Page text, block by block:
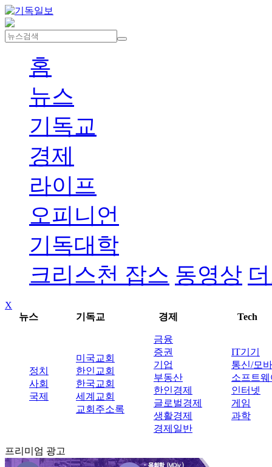
홈
뉴스
기독교
경제
라이프
오피니언
기독대학
크리스천 잡스 동영상
X
뉴스
기독교 경제 Tech
정치
사회
국제
미국교회
한인교회
한국교회
세계교회
교회주소록
금융
증권
기업
부동산
한인경제
글로벌경제
생활경제
경제일반
IT기기
통신/모
소프트웨
인터넷
게임
과학
프리미엄 광고